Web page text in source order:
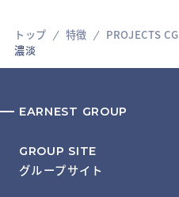
トップ 特徴 PROJECTS CG
濃淡
EARNEST GROUP
GROUP SITE
グループサイト